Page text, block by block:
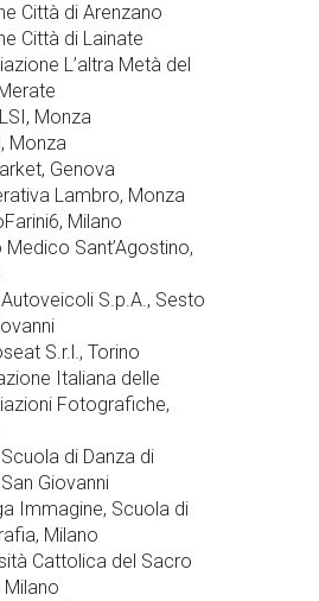
Città di Arenzano
Città di Lainate
L’altra Metà del
Monza
Monza
Genova
Lambro, Monza
Milano
Medico Sant’Agostino,
S.p.A., Sesto
S.r.l., Torino
Italiana delle
Fotografiche,
di Danza di
Giovanni
Immagine, Scuola di
Milano
Cattolica del Sacro
Milano